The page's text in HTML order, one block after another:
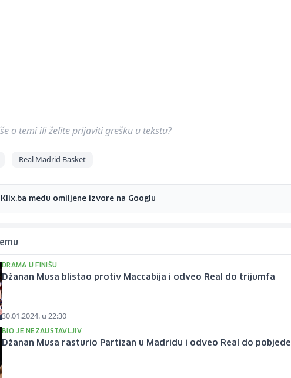
o temi ili želite prijaviti grešku u tekstu?
Real Madrid Basket
među omiljene izvore na Googlu
DRAMA U FINIŠU
Džanan Musa blistao protiv Maccabija i odveo Real do trijumfa
30.01.2024. u 22:30
BIO JE NEZAUSTAVLJIV
Džanan Musa rasturio Partizan u Madridu i odveo Real do pobjede